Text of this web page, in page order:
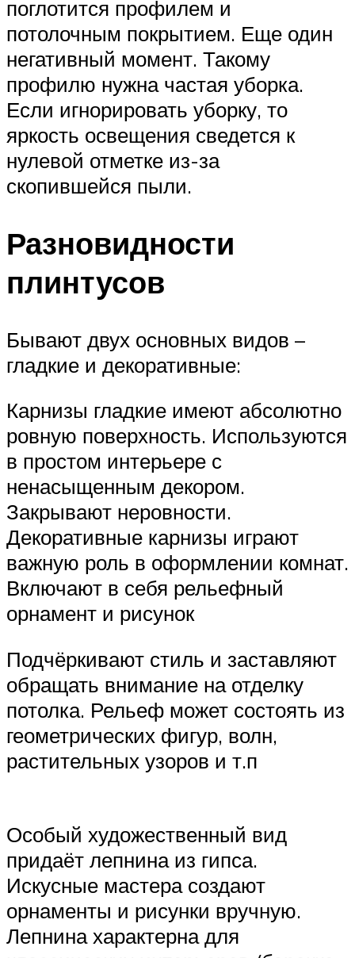
поглотится профилем и
потолочным покрытием. Еще один
негативный момент. Такому
профилю нужна частая уборка.
Если игнорировать уборку, то
яркость освещения сведется к
нулевой отметке из-за
скопившейся пыли.
Разновидности
плинтусов
Бывают двух основных видов –
гладкие и декоративные:
Карнизы гладкие имеют абсолютно
ровную поверхность. Используются
в простом интерьере с
ненасыщенным декором.
Закрывают неровности.
Декоративные карнизы играют
важную роль в оформлении комнат.
Включают в себя рельефный
орнамент и рисунок
Подчёркивают стиль и заставляют
обращать внимание на отделку
потолка. Рельеф может состоять из
геометрических фигур, волн,
растительных узоров и т.п
Особый художественный вид
придаёт лепнина из гипса.
Искусные мастера создают
орнаменты и рисунки вручную.
Лепнина характерна для